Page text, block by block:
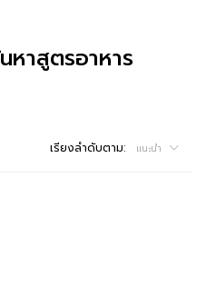
หาสูตรอาหาร
เรียงลำดับตาม: แนะนำ